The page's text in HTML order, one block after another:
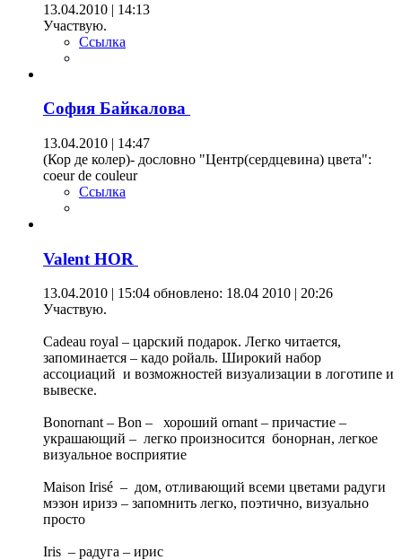
13.04.2010 | 14:13
Участвую.
Ссылка
София Байкалова
13.04.2010 | 14:47
(Кор де колер)- дословно "Центр(сердцевина) цвета":
coeur de couleur
Ссылка
Valent HOR
13.04.2010 | 15:04 обновлено: 18.04 2010 | 20:26
Участвую.
Сadeau royal – царский подарок. Легко читается,
запоминается – кадо ройаль. Широкий набор
ассоциаций и возможностей визуализации в логотипе и
вывеске.
Bonornant – Bon – хороший ornant – причастие –
украшающий – легко произносится бонорнан, легкое
визуальное восприятие
Maison Irisé – дом, отливающий всеми цветами радуги
мэзон иризэ – запомнить легко, поэтично, визуально
просто
Iris – радуга – ирис